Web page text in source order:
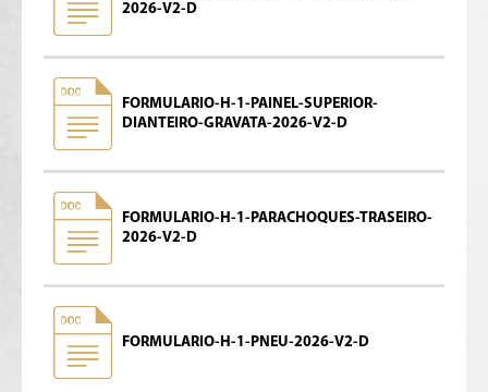
2026-V2-D
FORMULARIO-H-1-PAINEL-SUPERIOR-
DIANTEIRO-GRAVATA-2026-V2-D
FORMULARIO-H-1-PARACHOQUES-TRASEIRO-
2026-V2-D
FORMULARIO-H-1-PNEU-2026-V2-D